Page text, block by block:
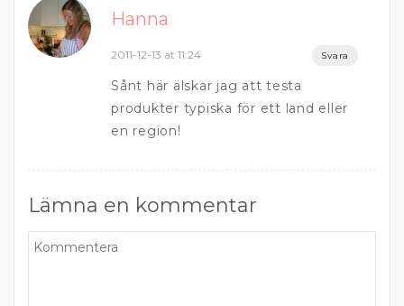
Hanna
2011-12-13 at 11:24 Svara
Sånt här älskar jag att testa
produkter typiska för ett land eller
en region!
Lämna en kommentar